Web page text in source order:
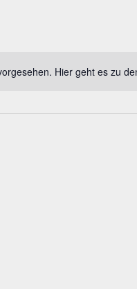
Hinweis
Hier geht es zu